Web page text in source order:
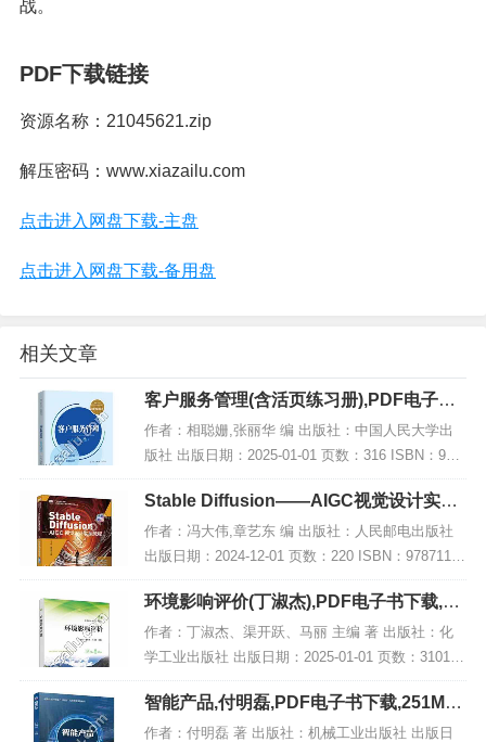
战。
PDF下载链接
资源名称：21045621.zip
解压密码：www.xiazailu.com
点击进入网盘下载-主盘
点击进入网盘下载-备用盘
相关文章
客户服务管理(含活页练习册),PDF电子书
网盘下载
作者：相聪姗,张丽华 编 出版社：中国人民大学出
版社 出版日期：2025-01-01 页数：316 ISBN：978
7300330402 电子书大小：205MB [高清扫描版PDF
格式] 内...
Stable Diffusion——AIGC视觉设计实战
教程 微课版,PDF下载
作者：冯大伟,章艺东 编 出版社：人民邮电出版社
出版日期：2024-12-01 页数：220 ISBN：97871156
50122 电子书大小：187MB [高清扫描版PDF格式]
内容简...
环境影响评价(丁淑杰),PDF电子书下载,网
盘资源
作者：丁淑杰、渠开跃、马丽 主编 著 出版社：化
学工业出版社 出版日期：2025-01-01 页数：3101 I
SBN：9787122463760 电子书大小：217MB [高清
扫描版PDF格...
智能产品,付明磊,PDF电子书下载,251MB,
网盘资源
作者：付明磊 著 出版社：机械工业出版社 出版日